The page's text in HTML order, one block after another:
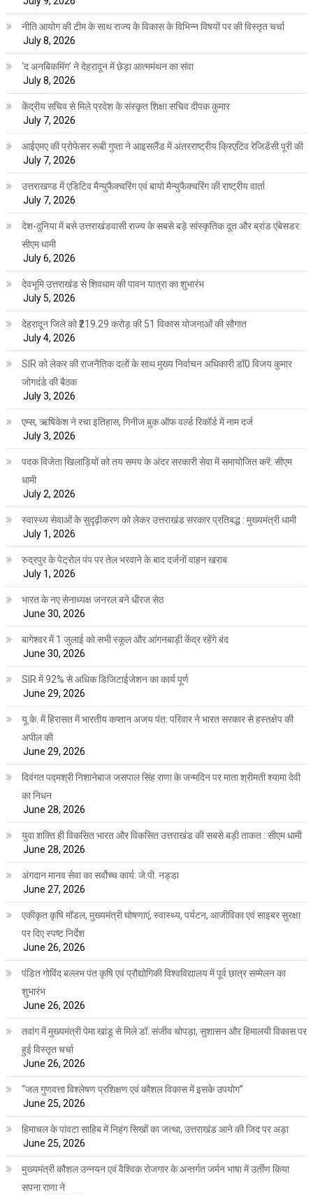
नीति आयोग की टीम के साथ राज्य के विकास के विभिन्न विषयों पर की विस्तृत चर्चा
July 8, 2026
‘द अनबिकमिंग’ ने देहरादून में छेड़ा आत्ममंथन का संवा
July 8, 2026
केंद्रीय सचिव से मिले प्रदेश के संस्कृत शिक्षा सचिव दीपक कुमार
July 7, 2026
आईएमए की प्रोफेसर रूबी गुप्ता ने आइसलैंड में अंतरराष्ट्रीय क्रिएटिव रेजिडेंसी पूरी की
July 7, 2026
उत्तराखण्ड में एडिटिव मैन्युफैक्चरिंग एवं बायो मैन्युफैक्चरिंग की राष्ट्रीय वार्ता
July 7, 2026
देश-दुनिया में बसे उत्तराखंडवासी राज्य के सबसे बड़े सांस्कृतिक दूत और ब्रांड एंबेसडर:
सीएम धामी
July 6, 2026
देवभूमि उत्तराखंड से शिवधाम की पावन यात्रा का शुभारंभ
July 5, 2026
देहरादून जिले को ₹219.29 करोड़ की 51 विकास योजनाओं की सौगात
July 4, 2026
SIR को लेकर की राजनैतिक दलों के साथ मुख्य निर्वाचन अधिकारी डॉ0 विजय कुमार
जोगदंडे की बैठक
July 3, 2026
एम्स, ऋषिकेश ने रचा इतिहास, गिनीज बुक ऑफ वर्ल्ड रिकॉर्ड में नाम दर्ज
July 3, 2026
पदक विजेता खिलाड़ियों को तय समय के अंदर सरकारी सेवा में समायोजित करें: सीएम
धामी
July 2, 2026
स्वास्थ्य सेवाओं के सुदृढ़ीकरण को लेकर उत्तराखंड सरकार प्रतिबद्ध : मुख्यमंत्री धामी
July 1, 2026
रुद्रपुर के पेट्रोल पंप पर तेल भरवाने के बाद दर्जनों वाहन खराब
July 1, 2026
भारत के नए सेनाध्यक्ष जनरल बने धीरज सेठ
June 30, 2026
बागेश्वर में 1 जुलाई को सभी स्कूल और आंगनबाड़ी केंद्र रहेंगे बंद
June 30, 2026
SIR में 92% से अधिक डिजिटाईजेशन का कार्य पूर्ण
June 29, 2026
यू.के. में हिरासत में भारतीय कप्तान अजय पंत: परिवार ने भारत सरकार से हस्तक्षेप की
अपील की
June 29, 2026
दिवंगत पद्मश्री निशानेबाज जसपाल सिंह राणा के जन्मदिन पर माता श्रीमती श्यामा देवी
का निधन
June 28, 2026
युवा शक्ति ही विकसित भारत और विकसित उत्तराखंड की सबसे बड़ी ताकत : सीएम धामी
June 28, 2026
अंगदान मानव सेवा का सर्वोच्च कार्य: जे.पी. नड्डा
June 27, 2026
एकीकृत कृषि मॉडल, मुख्यमंत्री घोषणाएं, स्वास्थ्य, पर्यटन, आजीविका एवं साइबर सुरक्षा
पर दिए स्पष्ट निर्देश
June 26, 2026
पंडित गोविंद बल्लभ पंत कृषि एवं प्रौद्योगिकी विश्वविद्यालय में पूर्व छात्र सम्मेलन का
शुभारंभ
June 26, 2026
तवांग में मुख्यमंत्री पेमा खांडू से मिले डॉ. संजीव चोपड़ा, सुशासन और हिमालयी विकास पर
हुई विस्तृत चर्चा
June 26, 2026
“जल गुणवत्ता विश्लेषण प्रशिक्षण एवं कौशल विकास में इसके उपयोग”
June 25, 2026
हिमाचल के पांवटा साहिब में निहंग सिखों का जत्था, उत्तराखंड आने की जिद पर अड़ा
June 25, 2026
मुख्यमंत्री कौशल उन्नयन एवं वैश्विक रोजगार के अन्तर्गत जर्मन भाषा में उर्तीण किया
सपना राणा ने